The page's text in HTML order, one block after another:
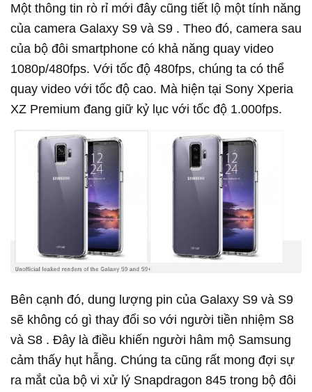
Một thông tin rò rỉ mới đây cũng tiết lộ một tính năng
của camera Galaxy S9 và S9 . Theo đó, camera sau
của bộ đôi smartphone có khả năng quay video
1080p/480fps. Với tốc độ 480fps, chúng ta có thể
quay video với tốc độ cao. Mà hiện tại Sony Xperia
XZ Premium đang giữ kỷ lục với tốc độ 1.000fps.
Bên cạnh đó, dung lượng pin của Galaxy S9 và S9
sẽ không có gì thay đổi so với người tiền nhiệm S8
và S8 . Đây là điều khiến người hâm mộ Samsung
cảm thấy hụt hẫng. Chúng ta cũng rất mong đợi sự
ra mắt của bộ vi xử lý Snapdragon 845 trong bộ đôi